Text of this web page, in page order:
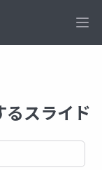
スライド